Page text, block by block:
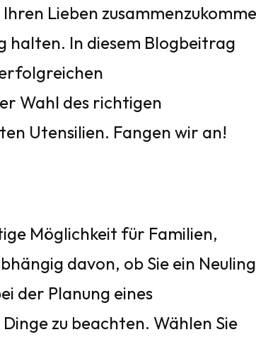
Lieben
halten. In diesem Blogbeitrag
Wahl des richtigen
Utensilien. Fangen wir an!
Möglichkeit für Familien,
davon, ob Sie ein Neuling
der Planung eines
zu beachten. Wählen Sie